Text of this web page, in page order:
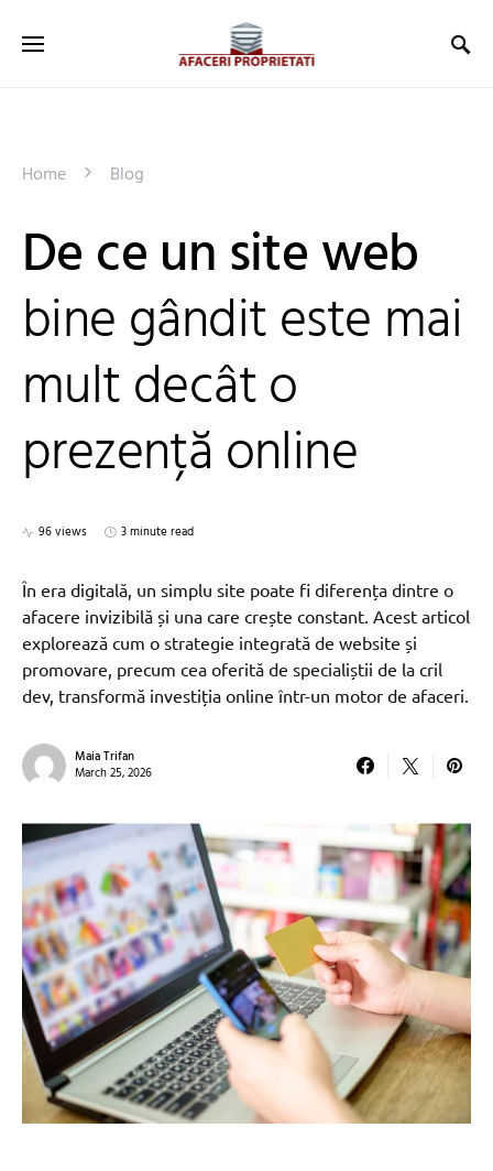
Home Blog
De ce un site web
bine gândit este mai
mult decât o
prezență online
96 views 3 minute read
În era digitală, un simplu site poate fi diferența dintre o
afacere invizibilă și una care crește constant. Acest articol
explorează cum o strategie integrată de website și
promovare, precum cea oferită de specialiștii de la cril
dev, transformă investiția online într-un motor de afaceri.
Maia Trifan
March 25, 2026